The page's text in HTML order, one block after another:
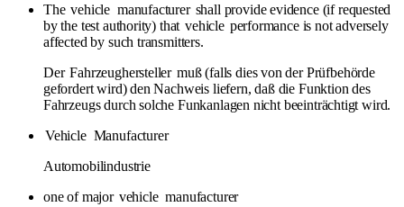
The vehicle manufacturer shall provide evidence (if requested
by the test authority) that vehicle performance is not adversely
affected by such transmitters.
Der Fahrzeughersteller muß (falls dies von der Prüfbehörde
gefordert wird) den Nachweis liefern, daß die Funktion des
Fahrzeugs durch solche Funkanlagen nicht beeinträchtigt wird.
Vehicle Manufacturer
Automobilindustrie
one of major vehicle manufacturer